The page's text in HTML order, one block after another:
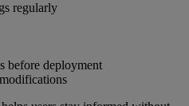
regularly
before deployment